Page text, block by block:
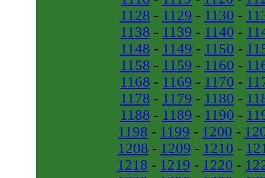
1128 - 1129 - 1130 -
1138 - 1139 - 1140 -
1148 - 1149 - 1150 -
1158 - 1159 - 1160 -
1168 - 1169 - 1170 -
1178 - 1179 - 1180 -
1188 - 1189 - 1190 -
1198 - 1199 - 1200 -
1208 - 1209 - 1210 -
1218 - 1219 - 1220 -